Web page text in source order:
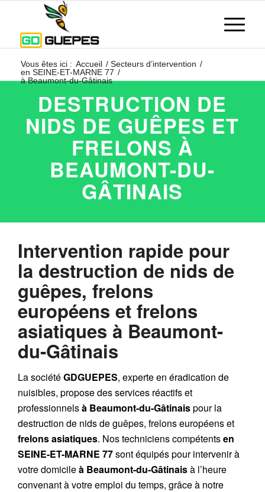
Vous êtes ici : Accueil / Secteurs d’intervention /
en SEINE-ET-MARNE 77 /
à Beaumont-du-Gâtinais
DESTRUCTION DE
NIDS DE GUÊPES ET
FRELONS À
BEAUMONT-DU-
GÂTINAIS
Intervention rapide pour
la destruction de nids de
guêpes, frelons
européens et frelons
asiatiques à Beaumont-
du-Gâtinais
La sociétéGDGUEPES, experte en éradication de
nuisibles, propose des services réactifs et
professionnelsà Beaumont-du-Gâtinaispour la
destruction de nids de guêpes, frelons européenset
frelons asiatiques. Nos techniciens compétentsen
SEINE-ET-MARNE 77sont équipés pour intervenir à
votre domicileà Beaumont-du-Gâtinaisà l’heure
convenant à votre emploi du temps, grâce à notre